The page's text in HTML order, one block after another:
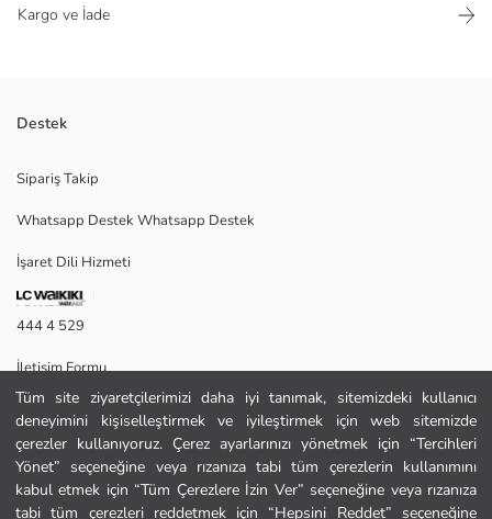
Tüm site ziyaretçilerimizi daha iyi tanımak, sitemizdeki kullanıcı
deneyimini kişiselleştirmek ve iyileştirmek için web sitemizde
çerezler kullanıyoruz. Çerez ayarlarınızı yönetmek için “Tercihleri
Yönet” seçeneğine veya rızanıza tabi tüm çerezlerin kullanımını
kabul etmek için “Tüm Çerezlere İzin Ver” seçeneğine veya rızanıza
tabi tüm çerezleri reddetmek için “Hepsini Reddet” seçeneğine
Kargo ve İade
kapamalı tasarımı bulunur.
Ana Malzeme:
Menşei:
Satıcı:
Marka:
Kumaş:
Desen:
Destek
Sipariş Takip
Whatsapp Destek Whatsapp Destek
İşaret Dili Hizmeti
444 4 529
İletişim Formu
444 4 529
Yardım